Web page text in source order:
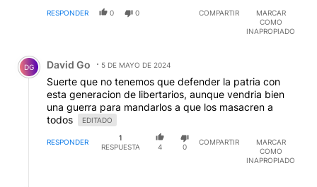
RESPONDER 0 0 COMPARTIR
MARCAR
COMO
INAPROPIADO
Comentario de David Go.
DG David Go 5 DE MAYO DE 2024
Suerte que no tenemos que defender la patria con
esta generacion de libertarios, aunque vendria bien
una guerra para mandarlos a que los masacren a
todos
EDITADO
RESPONDER
1
RESPUESTA
4 0
COMPARTIR
MARCAR
COMO
INAPROPIADO